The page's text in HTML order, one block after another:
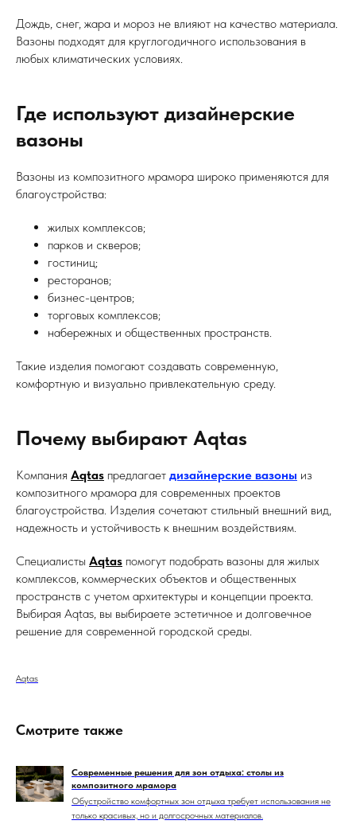
Дождь, снег, жара и мороз не влияют на качество материала.
Вазоны подходят для круглогодичного использования в
любых климатических условиях.
Где используют дизайнерские
вазоны
Вазоны из композитного мрамора широко применяются для
благоустройства:
жилых комплексов;
парков и скверов;
гостиниц;
ресторанов;
бизнес-центров;
торговых комплексов;
набережных и общественных пространств.
Такие изделия помогают создавать современную,
комфортную и визуально привлекательную среду.
Почему выбирают Aqtas
Компания Aqtas предлагает дизайнерские вазоны из
композитного мрамора для современных проектов
благоустройства. Изделия сочетают стильный внешний вид,
надежность и устойчивость к внешним воздействиям.
Специалисты Aqtas помогут подобрать вазоны для жилых
комплексов, коммерческих объектов и общественных
пространств с учетом архитектуры и концепции проекта.
Выбирая Aqtas, вы выбираете эстетичное и долговечное
решение для современной городской среды.
Aqtas
Смотрите также
Современные решения для зон отдыха: столы из
композитного мрамора
Обустройство комфортных зон отдыха требует использования не
только красивых, но и долгосрочных материалов.